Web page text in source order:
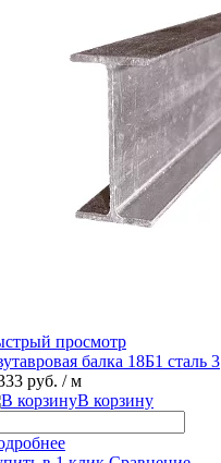
просмотр
балка 18Б1 сталь 3
руб. / м
В корзину